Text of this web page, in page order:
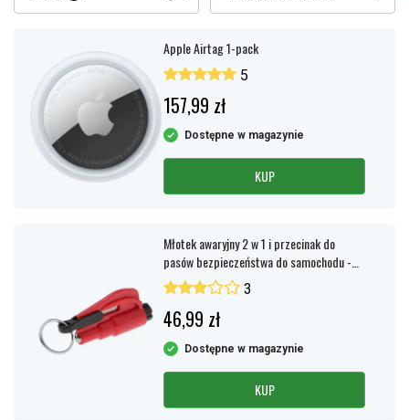
Apple Airtag 1-pack
5
157,99 zł
Dostępne w magazynie
KUP
Młotek awaryjny 2 w 1 i przecinak do
pasów bezpieczeństwa do samochodu -
czerwony
3
46,99 zł
Dostępne w magazynie
KUP